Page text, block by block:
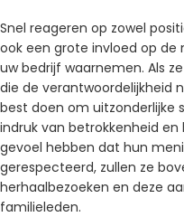
Snel reageren op zowel
ook een grote invloed op
uw bedrijf waarnemen. Als
die de verantwoordelijkheid
best doen om uitzonderlijke
indruk van betrokkenheid
gevoel hebben dat hun
gerespecteerd, zullen ze
herhaalbezoeken en deze
familieleden.